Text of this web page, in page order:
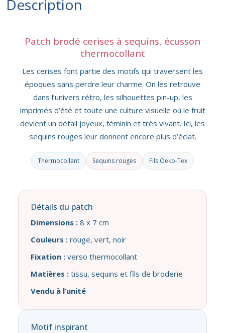
Description
Patch brodé cerises à sequins, écusson
thermocollant
Les cerises font partie des motifs qui traversent les
époques sans perdre leur charme. On les retrouve
dans l’univers rétro, les silhouettes pin-up, les
imprimés d’été et toute une culture visuelle où le fruit
devient un détail joyeux, féminin et très vivant. Ici, les
sequins rouges leur donnent encore plus d’éclat.
Thermocollant Sequins rouges Fils Oeko-Tex
Détails du patch
Dimensions : 8 x 7 cm
Couleurs : rouge, vert, noir
Fixation : verso thermocollant
Matières : tissu, sequins et fils de broderie
Vendu à l’unité
Motif inspirant